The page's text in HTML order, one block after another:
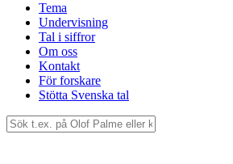
Tema
Undervisning
Tal i siffror
Om oss
Kontakt
För forskare
Stötta Svenska tal